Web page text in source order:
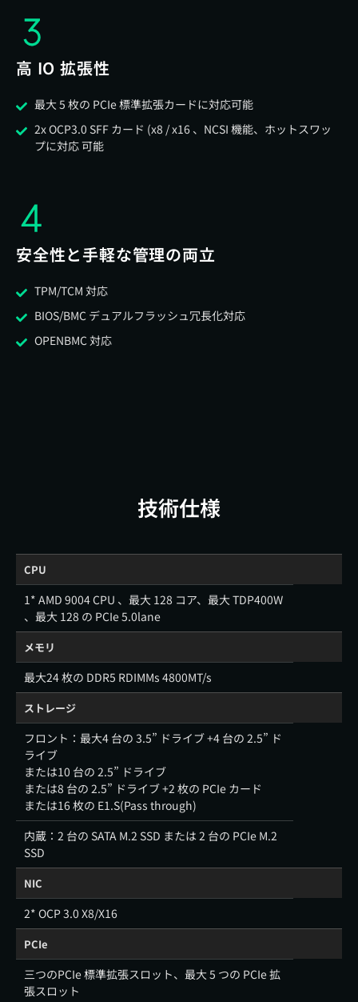
高 IO 拡張性
最大 5 枚の PCIe 標準拡張カードに対応可能
2x OCP3.0 SFF カード (x8 / x16 、NCSI 機能、ホットスワッ
プに対応 可能
安全性と手軽な管理の両立
TPM/TCM 対応
BIOS/BMC デュアルフラッシュ冗長化対応
OPENBMC 対応
技術仕様
CPU
1* AMD 9004 CPU 、最大 128 コア、最大 TDP400W
、最大 128 の PCIe 5.0lane
メモリ
最大24 枚の DDR5 RDIMMs 4800MT/s
ストレージ
フロント：最大4 台の 3.5” ドライブ +4 台の 2.5” ド
ライブ
または10 台の 2.5” ドライブ
または8 台の 2.5” ドライブ +2 枚の PCIe カード
または16 枚の E1.S(Pass through)
内蔵：2 台の SATA M.2 SSD または 2 台の PCIe M.2
SSD
NIC
2* OCP 3.0 X8/X16
PCIe
三つのPCIe 標準拡張スロット、最大 5 つの PCIe 拡
張スロット